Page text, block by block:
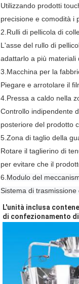
Utilizzando prodotti
precisione e comodità i
2.Rulli di pellicola di
L'asse del rullo di
adattarlo a più materiali
3.Macchina per la
Piegare e arrotolare il
4.Pressa a caldo nella
Controllo indipendente
posteriore del prodotto
5.Zona di taglio della
Rotare il taglierino di
per evitare che il
6.Modulo del
Sistema di
L'unità inclusa
di confezionamento